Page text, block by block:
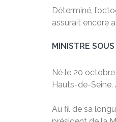
Déterminé,
assurait encore
MINISTRE
Né le 20
Hauts-de-
Au fil de sa